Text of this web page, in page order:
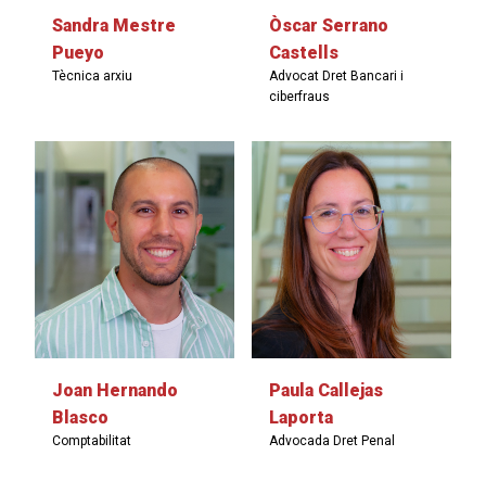
Sandra Mestre
Pueyo
Tècnica arxiu
Òscar Serrano
Castells
Advocat Dret Bancari i
ciberfraus
Joan Hernando
Blasco
Comptabilitat
Paula Callejas
Laporta
Advocada Dret Penal